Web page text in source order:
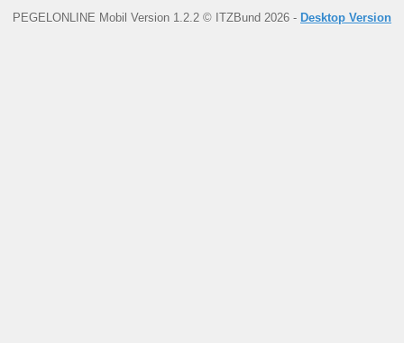
PEGELONLINE Mobil Version 1.2.2 © ITZBund 2026 - Desktop Version